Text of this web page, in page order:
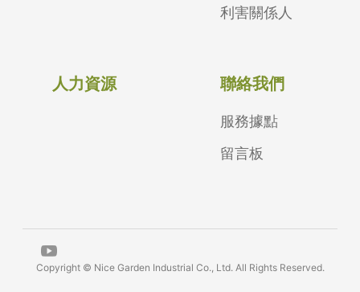
利害關係人
人力資源 聯絡我們
服務據點
留言板
Copyright © Nice Garden Industrial Co., Ltd. All Rights Reserved.